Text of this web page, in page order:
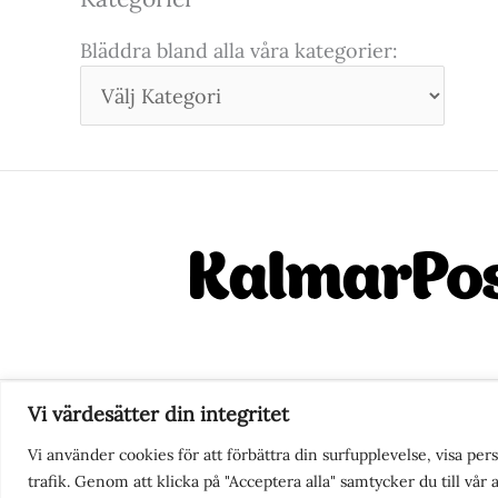
Vi värdesätter din integritet
Vi använder cookies för att förbättra din surfupplevelse, visa
trafik. Genom att klicka på "Acceptera alla" samtycker du till vår
Bläddra bland alla våra kategorier:
Nyhetstips eller frågor?